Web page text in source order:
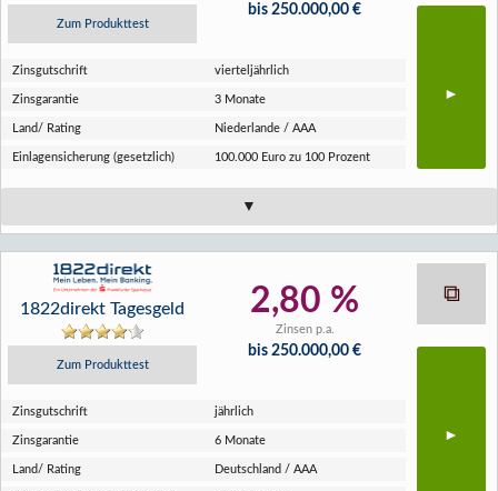
Zum Produkttest
bis 250.000,00 €
Zins­gutschrift vierteljährlich
Zins­garantie 3 Monate
Land/ Rating Niederlande / AAA
Einlagen­sicherung (gesetzlich) 100.000 Euro zu 100 Prozent
1822direkt Tagesgeld
Zum Produkttest
2,80 %
Zinsen p.a.
bis 250.000,00 €
Zins­gutschrift jährlich
Zins­garantie 6 Monate
Land/ Rating Deutschland / AAA